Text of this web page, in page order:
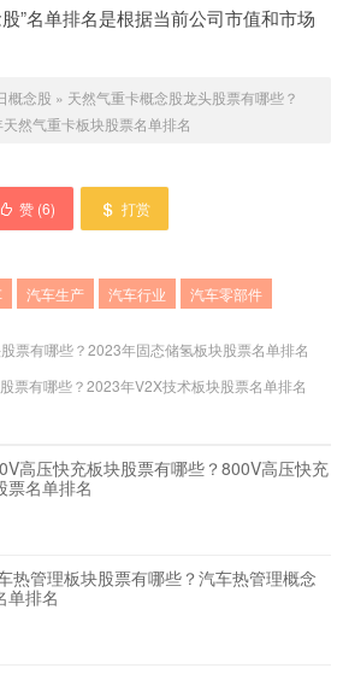
”名单排名是根据当前公司市值和市场
概念股 » 天然气重卡概念股龙头股票有哪些？
然气重卡板块股票名单排名
赞 (6) 打赏
汽车生产 汽车行业 汽车零部件
票有哪些？2023年固态储氢板块股票名单排名
票有哪些？2023年V2X技术板块股票名单排名
高压快充板块股票有哪些？800V高压快充
票名单排名
热管理板块股票有哪些？汽车热管理概念
单排名